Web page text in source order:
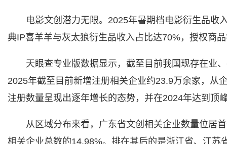
电影文创潜力无限。2025年暑期档电影衍生品收
典IP喜羊羊与灰太狼衍生品收入占比达70%，授权商
天眼查专业版数据显示，截至目前我国现存在业
2025年截至目前新增注册相关企业约23.9万余家，从
注册数量呈现出逐年增长的态势，并在2024年达到顶
从区域分布来看，广东省文创相关企业数量位居
相关企业总数的14.98%。排在其后的是浙江省、江苏